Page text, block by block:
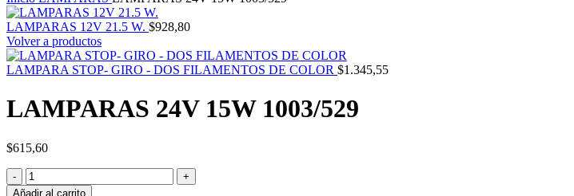
LAMPARAS 12V 21.5 W. $928,80
Volver a productos
LAMPARA STOP- GIRO - DOS FILAMENTOS DE COLOR $1.345,55
LAMPARAS 24V 15W 1003/529
$615,60
Añadir al carrito